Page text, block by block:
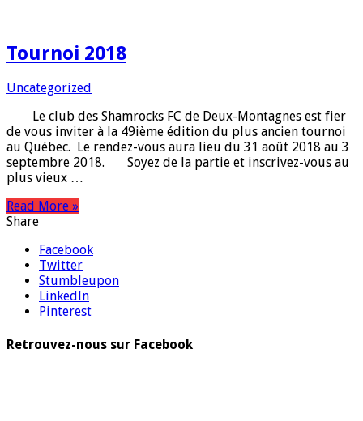
Tournoi 2018
Uncategorized
Le club des Shamrocks FC de Deux-Montagnes est fier
de vous inviter à la 49ième édition du plus ancien tournoi
au Québec. Le rendez-vous aura lieu du 31 août 2018 au 3
septembre 2018. Soyez de la partie et inscrivez-vous au
plus vieux …
Read More »
Share
Facebook
Twitter
Stumbleupon
LinkedIn
Pinterest
Retrouvez-nous sur Facebook